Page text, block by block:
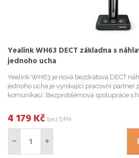
Yealink WH63 DECT základna s
jednoho ucha
Yealink WH63 je nová bezdrátová DECT
jednoho ucha je vynikající pracovní partner
komunikaci. Bezproblémová spolupráce s
4 179Kč bez DPH